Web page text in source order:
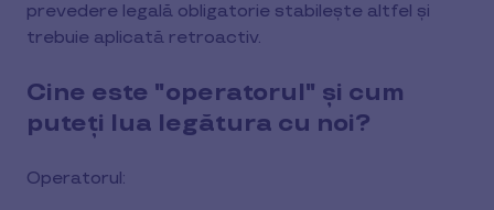
prevedere legală obligatorie stabilește altfel și
trebuie aplicată retroactiv.
Cine este "operatorul" și cum
puteți lua legătura cu noi?
Operatorul: